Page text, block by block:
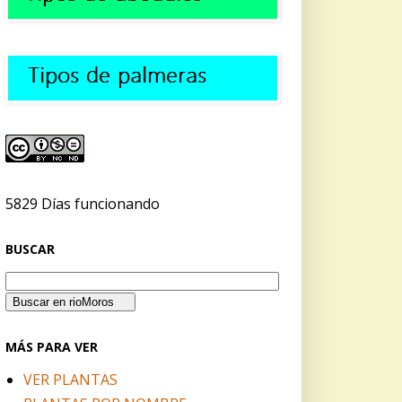
5829 Días funcionando
BUSCAR
MÁS PARA VER
VER PLANTAS